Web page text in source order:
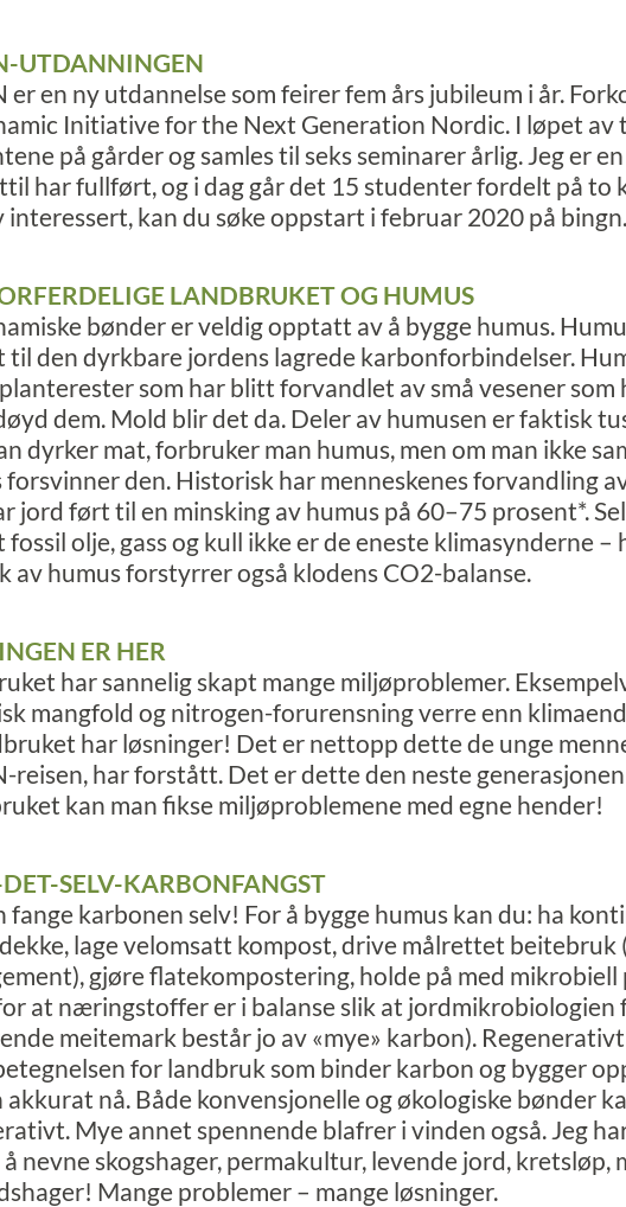
UTDANNINGEN
er en ny utdannelse som feirer fem års jubileum i år.
Initiative for the Next Generation Nordic. I løpet av
på gårder og samles til seks seminarer årlig. Jeg er
har fullført, og i dag går det 15 studenter fordelt på to
interessert, kan du søke oppstart i februar 2020 på
LANDBRUKET OG HUMUS
bønder er veldig opptatt av å bygge humus.
til den dyrkbare jordens lagrede karbonforbindelser.
som har blitt forvandlet av små vesener som
dem. Mold blir det da. Deler av humusen er faktisk
dyrker mat, forbruker man humus, men om man ikke
forsvinner den. Historisk har menneskenes forvandling
jord ført til en minsking av humus på 60–75 prosent*.
fossil olje, gass og kull ikke er de eneste klimasynderne –
av humus forstyrrer også klodens CO2-balanse.
ER HER
har sannelig skapt mange miljøproblemer.
mangfold og nitrogen-forurensning verre enn
har løsninger! Det er nettopp dette de unge
reisen, har forstått. Det er dette den neste
kan man fikse miljøproblemene med egne hender!
SELV-KARBONFANGST
fange karbonen selv! For å bygge humus kan du: ha
lage velomsatt kompost, drive målrettet beitebruk
gjøre flatekompostering, holde på med
at næringstoffer er i balanse slik at jordmikrobiologien
meitemark består jo av «mye» karbon).
for landbruk som binder karbon og bygger
akkurat nå. Både konvensjonelle og økologiske bønder
Mye annet spennende blafrer i vinden også. Jeg
nevne skogshager, permakultur, levende jord, kretsløp,
Mange problemer – mange løsninger.